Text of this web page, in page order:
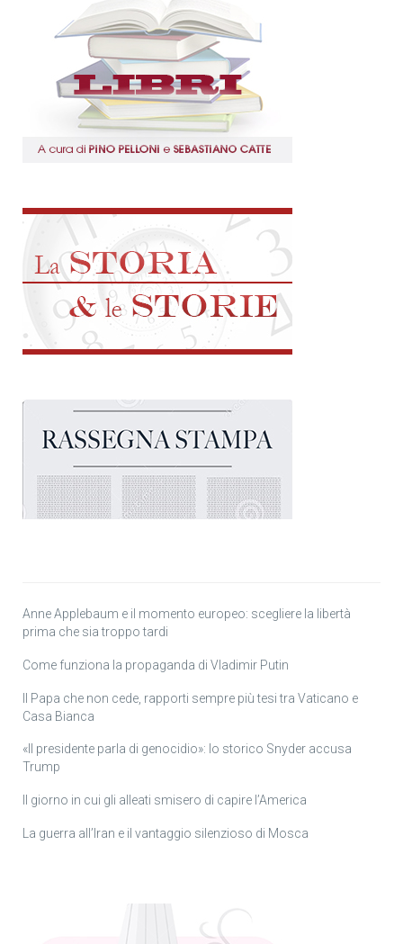
Anne Applebaum e il momento europeo: scegliere la libertà
prima che sia troppo tardi
Come funziona la propaganda di Vladimir Putin
Il Papa che non cede, rapporti sempre più tesi tra Vaticano e
Casa Bianca
«Il presidente parla di genocidio»: lo storico Snyder accusa
Trump
Il giorno in cui gli alleati smisero di capire l’America
La guerra all’Iran e il vantaggio silenzioso di Mosca